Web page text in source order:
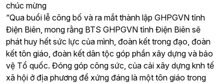
chúc mừng
“Qua buổi lễ công bố và ra mắt thành lập GHPGVN tỉnh
Điện Biên, mong rằng BTS GHPGVN tỉnh Điện Biên sẽ
phát huy hết sức lực của mình, đoàn kết trong đạo, đoàn
kết tôn giáo, đoàn kết dân tộc góp phần xây dựng và bảo
vệ Tổ quốc. Đóng góp công sức, của cải xây dựng knh tế
xã hội ở địa phương để xứng đáng là một tôn giáo trong